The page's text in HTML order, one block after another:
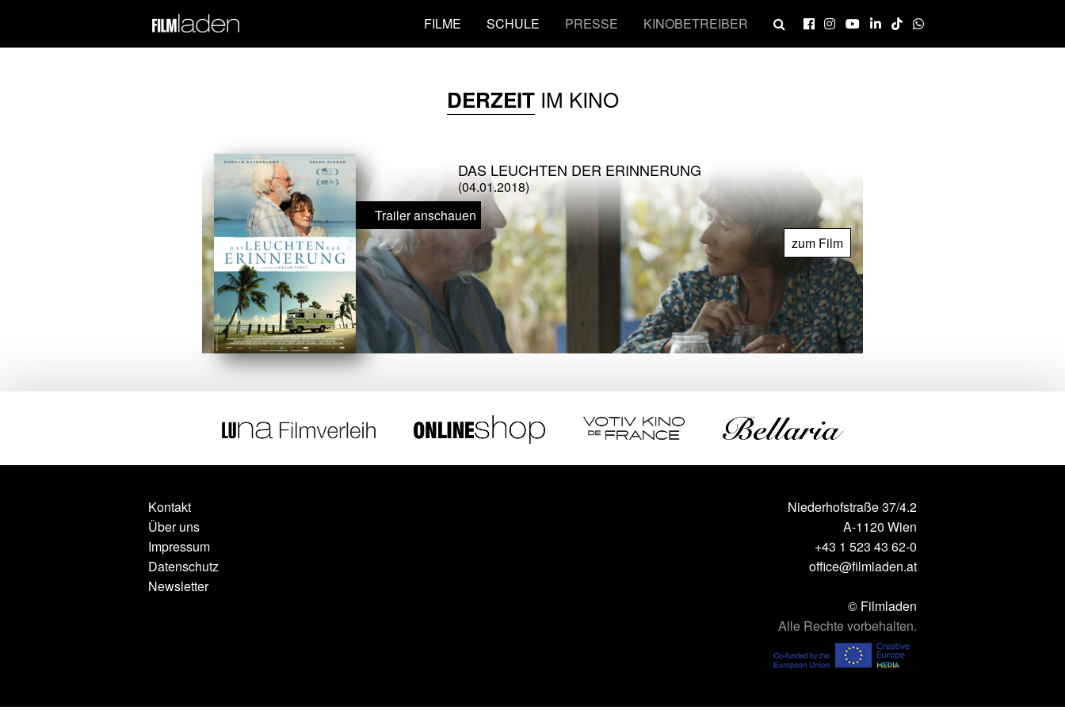
FILME SCHULE PRESSE KINOBETREIBER
DERZEITIM KINO
DAS LEUCHTEN DER ERINNERUNG
(04.01.2018)
Trailer anschauen
zum Film
Kontakt
Über uns
Impressum
Datenschutz
Newsletter
Niederhofstraße 37/4.2
A-1120 Wien
+43 1 523 43 62-0
office@filmladen.at
© Filmladen
Alle Rechte vorbehalten.